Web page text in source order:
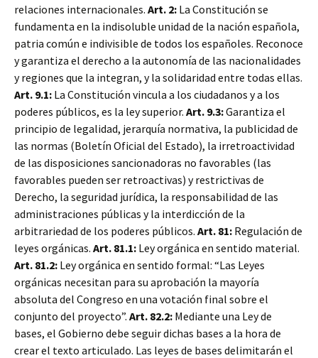
relaciones internacionales. Art. 2: La Constitución se
fundamenta en la indisoluble unidad de la nación española,
patria común e indivisible de todos los españoles. Reconoce
y garantiza el derecho a la autonomía de las nacionalidades
y regiones que la integran, y la solidaridad entre todas ellas.
Art. 9.1: La Constitución vincula a los ciudadanos y a los
poderes públicos, es la ley superior. Art. 9.3:Garantiza el
principio de legalidad, jerarquía normativa, la publicidad de
las normas (Boletín Oficial del Estado), la irretroactividad
de las disposiciones sancionadoras no favorables (las
favorables pueden ser retroactivas) y restrictivas de
Derecho, la seguridad jurídica, la responsabilidad de las
administraciones públicas y la interdicción de la
arbitrariedad de los poderes públicos. Art. 81: Regulación de
leyes orgánicas. Art. 81.1: Ley orgánica en sentido material.
Art. 81.2: Ley orgánica en sentido formal: “Las Leyes
orgánicas necesitan para su aprobación la mayoría
absoluta del Congreso en una votación final sobre el
conjunto del proyecto”. Art. 82.2: Mediante una Ley de
bases, el Gobierno debe seguir dichas bases a la hora de
crear el texto articulado. Las leyes de bases delimitarán el